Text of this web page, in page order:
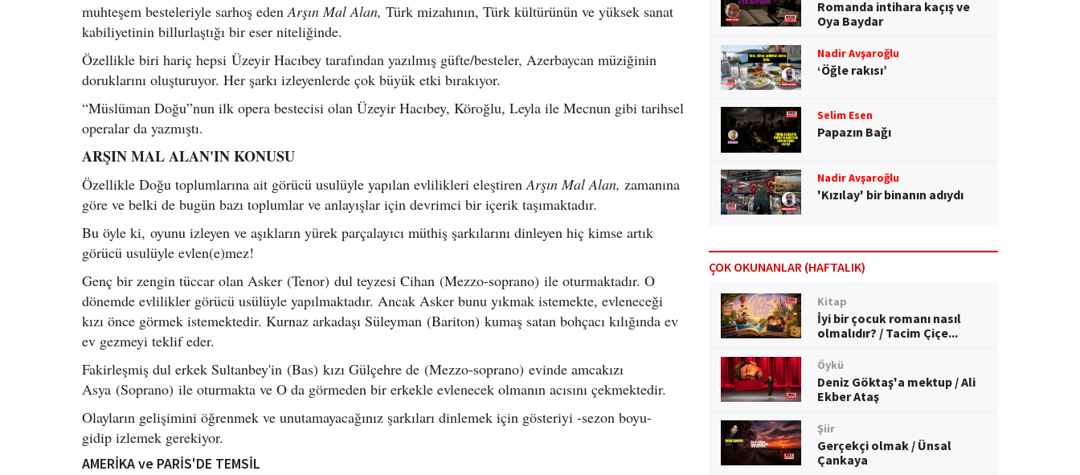
muhteşem besteleriyle sarhoş edenArşın Mal Alan, Türk mizahının, Türk kültürünün ve yüksek sanat
kabiliyetinin billurlaştığı bir eser niteliğinde.
Özellikle biri hariç hepsi Üzeyir Hacıbey tarafından yazılmış güfte/besteler, Azerbaycan müziğinin
doruklarını oluşturuyor. Her şarkı izleyenlerde çok büyük etki bırakıyor.
“Müslüman Doğu”nun ilk opera bestecisi olan Üzeyir Hacıbey, Köroğlu, Leyla ile Mecnun gibi tarihsel
operalar da yazmıştı.
ARŞIN MAL ALAN'IN KONUSU
Özellikle Doğu toplumlarına ait görücü usulüyle yapılan evlilikleri eleştirenArşın Mal Alan, zamanına
göre ve belki de bugün bazı toplumlar ve anlayışlar için devrimci bir içerik taşımaktadır.
Bu öyle ki, oyunu izleyen ve aşıkların yürek parçalayıcı müthiş şarkılarını dinleyen hiç kimse artık
görücü usulüyle evlen(e)mez!
Genç bir zengin tüccar olan Asker (Tenor) dul teyzesi Cihan (Mezzo-soprano) ile oturmaktadır. O
dönemde evlilikler görücü usülüyle yapılmaktadır. Ancak Asker bunu yıkmak istemekte, evleneceği
kızı önce görmek istemektedir. Kurnaz arkadaşı Süleyman (Bariton) kumaş satan bohçacı kılığında ev
ev gezmeyi teklif eder.
Fakirleşmiş dul erkek Sultanbey'in (Bas) kızı Gülçehre de (Mezzo-soprano) evinde amcakızı
Asya (Soprano) ile oturmakta ve O da görmeden bir erkekle evlenecek olmanın acısını çekmektedir.
Olayların gelişimini öğrenmek ve unutamayacağınız şarkıları dinlemek için gösteriyi -sezon boyu-
gidip izlemek gerekiyor.
AMERİKA ve PARİS'DE TEMSİL
Romanda intihara kaçış ve
Oya Baydar
Nadir Avşaroğlu
‘Öğle rakısı’
Selim Esen
Papazın Bağı
Nadir Avşaroğlu
'Kızılay' bir binanın adıydı
ÇOK OKUNANLAR (HAFTALIK)
Kitap
İyi bir çocuk romanı nasıl
olmalıdır? / Tacim Çiçe...
Öykü
Deniz Göktaş'a mektup / Ali
Ekber Ataş
Şiir
Gerçekçi olmak / Ünsal
Çankaya